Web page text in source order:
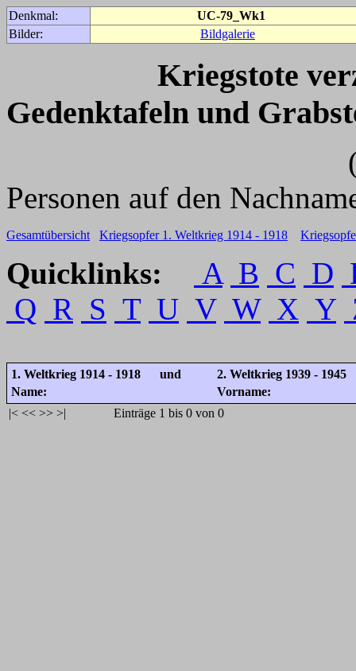
Denkmal:
UC-79_Wk1
Bilder:
Bildgalerie
Kriegstote
Gedenktafeln und
(Für weitere
Personen auf den
Gesamtübersicht Kriegsopfer 1. Weltkrieg 1914 - 1918
Quicklinks: A B C D
Q R S T U V W X Y
1. Weltkrieg 1914 - 1918 und
2. Weltkrieg 1939 - 1945
Name:
Vorname:
|< << >> >| Einträge 1 bis 0 von 0